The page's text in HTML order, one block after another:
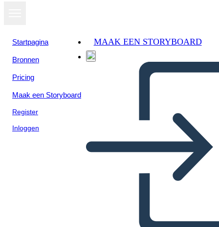
Startpagina
Bronnen
Pricing
Maak een Storyboard
Register
Inloggen
MAAK EEN STORYBOARD